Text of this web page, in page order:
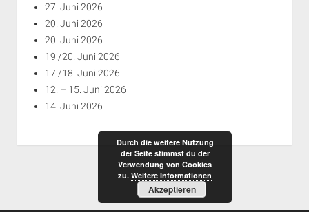
27. Juni 2026
20. Juni 2026
20. Juni 2026
19./20. Juni 2026
17./18. Juni 2026
12. – 15. Juni 2026
14. Juni 2026
Durch die weitere Nutzung
der Seite stimmst du der
Verwendung von Cookies
zu. Weitere Informationen
Akzeptieren